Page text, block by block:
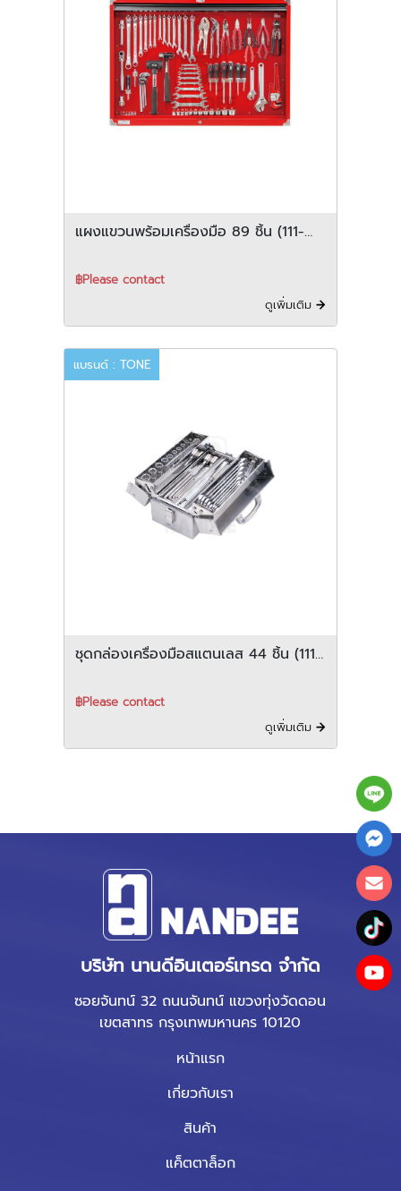
แผงแขวนพร้อมเครื่องมือ 89 ชิ้น (111-
฿Please contact
ดูเพิ่มเติม
แบรนด์ : TONE
ชุดกล่องเครื่องมือสแตนเลส 44 ชิ้น (111-
฿Please contact
ดูเพิ่มเติม
บริษัท นานดีอินเตอร์เทรด จำกัด
ซอยจันทน์ 32 ถนนจันทน์ แขวงทุ่งวัดดอน
เขตสาทร กรุงเทพมหานคร 10120
หน้าแรก
เกี่ยวกับเรา
สินค้า
แค็ตตาล็อก